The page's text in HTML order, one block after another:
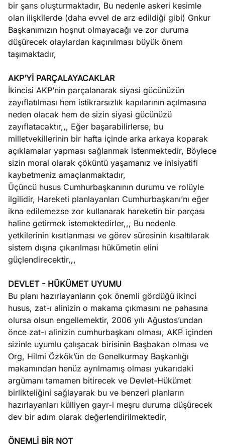
bir şans oluşturmaktadır, Bu nedenle askeri kesimle
olan ilişkilerde (daha evvel de arz edildiği gibi) Gnkur
Başkanımızın hoşnut olmayacağı ve zor duruma
düşürecek olaylardan kaçınılması büyük önem
taşımaktadır,
AKP’Yİ PARÇALAYACAKLAR
İkincisi AKP’nin parçalanarak siyasi gücünüzün
zayıflatılması hem istikrarsızlık kapılarının açılmasına
neden olacak hem de sizin siyasi gücünüzü
zayıflatacaktır,,, Eğer başarabilirlerse, bu
milletvekillerinin bir hafta içinde arka arkaya koparak
açıklamalar yapması sağlanmak istenmektedir, Böylece
sizin moral olarak çöküntü yaşamanız ve inisiyatifi
kaybetmeniz amaçlanmaktadır,
Üçüncü husus Cumhurbaşkanının durumu ve rolüyle
ilgilidir, Hareketi planlayanları Cumhurbaşkanı’nı eğer
ikna edilemezse zor kullanarak hareketin bir parçası
haline getirmek istemektedirler,,, Bu nedenle
yetkilerinin kısıtlanması ve görev süresinin kısaltılarak
sistem dışına çıkarılması hükümetin elini
güçlendirecektir,,,
DEVLET - HÜKÜMET UYUMU
Bu planı hazırlayanların çok önemli gördüğü ikinci
husus, zat-ı alinizin o makama çıkmasını ne pahasına
olursa olsun engellemektir, 2006 yılı Ağustos’undan
önce zat-ı alinizin cumhurbaşkanı olması, AKP içinden
sizinle uyumlu çalışacak birisinin Başbakan olması ve
Org, Hilmi Özkök’ün de Genelkurmay Başkanlığı
makamından henüz ayrılmamış olması yukarıdaki
argümanı tamamen bitirecek ve Devlet-Hükümet
birlikteliğini sağlayarak bu ve benzeri planların
hazırlayanları külliyen gayr-i meşru duruma düşürecek
dev bir adım olarak değerlendirilmektedir,
ÖNEMLİ BİR NOT